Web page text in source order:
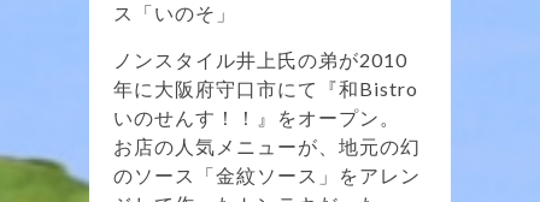
ス「いのそ」
ノンスタイル井上氏の弟が2010
年に大阪府守口市にて『和Bistro
いのせんす！！』をオープン。
お店の人気メニューが、地元の幻
のソース「金紋ソース」をアレン